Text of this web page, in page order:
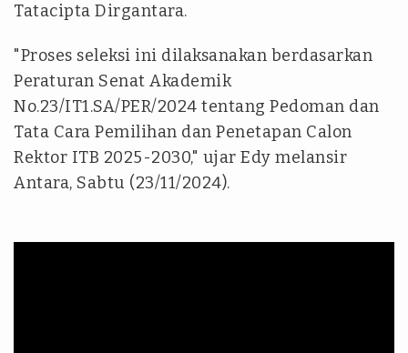
Tatacipta Dirgantara.
"Proses seleksi ini dilaksanakan berdasarkan
Peraturan Senat Akademik
No.23/IT1.SA/PER/2024 tentang Pedoman dan
Tata Cara Pemilihan dan Penetapan Calon
Rektor ITB 2025-2030," ujar Edy melansir
Antara, Sabtu (23/11/2024).